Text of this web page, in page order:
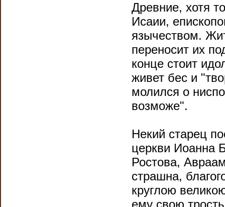
Древние, хотя
Исаии,
язычеством.
переносит их
конце стоит
живет бес и
молился о
возможе".
Некий старец
церкви Иоанна
Ростова,
страшна,
круглою
ему свою